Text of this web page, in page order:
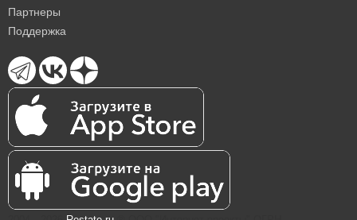
Партнеры
Поддержка